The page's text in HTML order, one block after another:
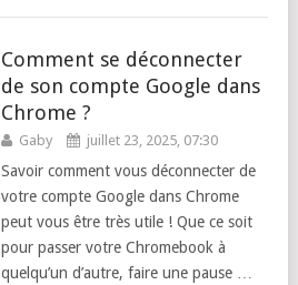
Comment se déconnecter
de son compte Google dans
Chrome ?
Gaby juillet 23, 2025, 07:30
Savoir comment vous déconnecter de
votre compte Google dans Chrome
peut vous être très utile ! Que ce soit
pour passer votre Chromebook à
quelqu’un d’autre, faire une pause …